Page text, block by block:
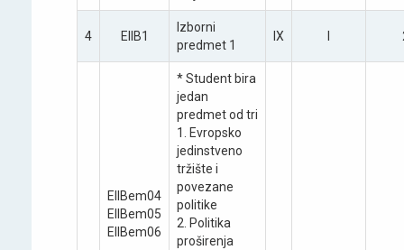
4 EIIB1
Izborni
predmet 1
IX
EIIBеm04
EIIBеm05
EIIBеm06
* Student bira
jedan
predmet od tri
1. Evropsko
jedinstveno
tržište i
povezane
politike
2. Politika
proširenja